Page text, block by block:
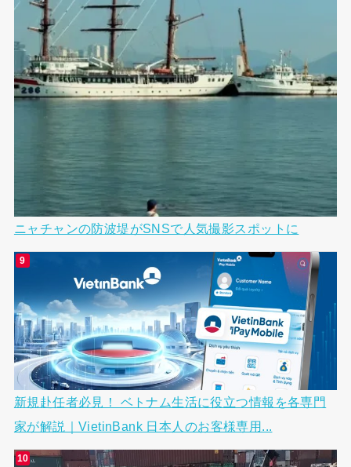
ニャチャンの防波堤がSNSで人気撮影スポットに
新規赴任者必見！ ベトナム生活に役立つ情報を各専門
家が解説｜VietinBank 日本人のお客様専用...